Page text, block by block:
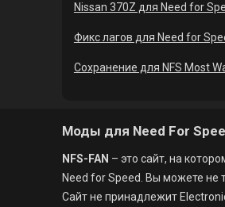
Nissan 370Z для Need for
Фикс лагов для Need for
Сохранение для NFS Most
Моды для Need For
NFS-FAN – это сайт, на
Need for Speed. Вы можете не
Сайт не принадлежит